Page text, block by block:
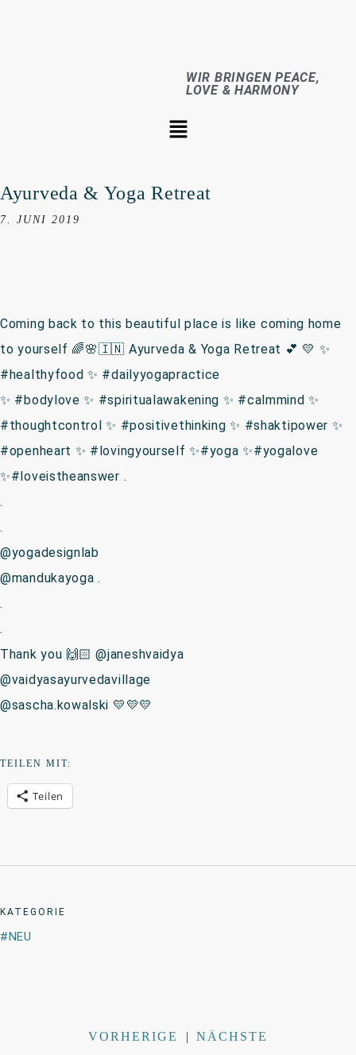
WIR BRINGEN PEACE,
LOVE & HARMONY
Ayurveda & Yoga Retreat
7. JUNI 2019
Coming back to this beautiful place is like coming home
to yourself 🌈🌸🇮🇳 Ayurveda & Yoga Retreat 💕 💛 ✨
#healthyfood ✨ #dailyyogapractice
✨ #bodylove ✨ #spiritualawakening ✨ #calmmind ✨
#thoughtcontrol ✨ #positivethinking ✨ #shaktipower ✨
#openheart ✨ #lovingyourself ✨#yoga ✨#yogalove
✨#loveistheanswer .
.
.
@yogadesignlab
@mandukayoga .
.
.
Thank you 🙌🏻 @janeshvaidya
@vaidyasayurvedavillage
@sascha.kowalski 💛💛💛
TEILEN MIT:
Teilen
KATEGORIE
NEU
VORHERIGE | NÄCHSTE